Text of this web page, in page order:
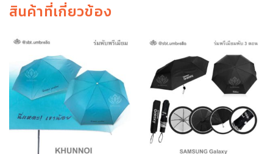
สินค้าที่เกี่ยวข้อง